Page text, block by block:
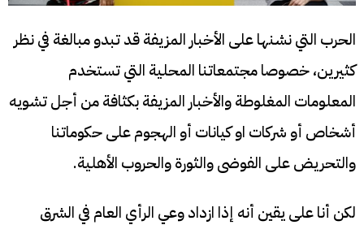
الحرب التي نشنها على الأخبار المزيفة قد تبدو مبالغة في نظر
كثيرين، خصوصا مجتمعاتنا المحلية التي تستخدم
المعلومات المغلوطة والأخبار المزيفة بكثافة من أجل تشويه
أشخاص أو شركات او كيانات أو الهجوم على حكوماتنا
والتحريض على الفوضى والثورة والحروب الأهلية.
لكن أنا على يقين أنه إذا ازداد وعي الرأي العام في الشرق